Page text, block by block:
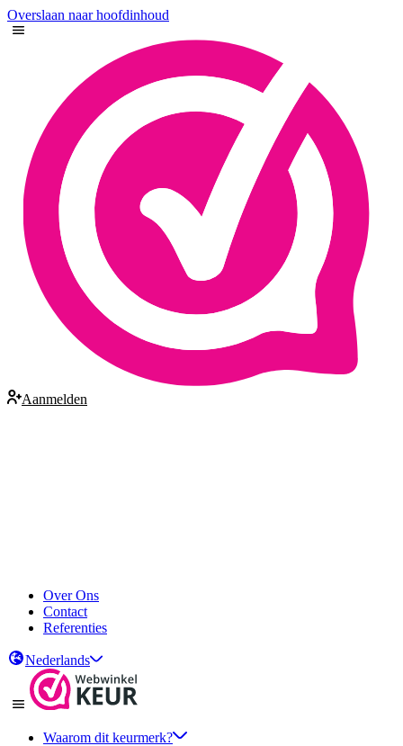
Overslaan naar hoofdinhoud
Aanmelden
Over Ons
Contact
Referenties
Nederlands
Waarom dit keurmerk?